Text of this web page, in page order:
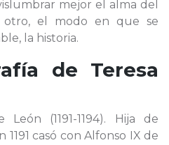
mejor el alma del
el modo en que se
la historia.
de Teresa
León (1191-1194). Hija de
casó con Alfonso IX de